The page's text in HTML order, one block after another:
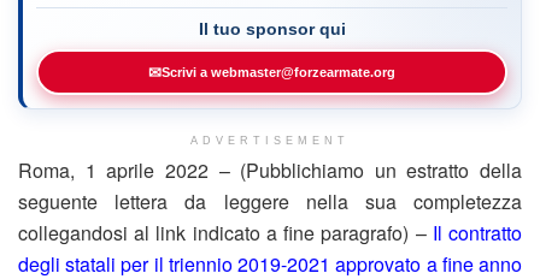
Il tuo sponsor qui
✉Scrivi a webmaster@forzearmate.org
ADVERTISEMENT
Roma, 1 aprile 2022 – (Pubblichiamo un estratto della
seguente lettera da leggere nella sua completezza
collegandosi al link indicato a fine paragrafo) – Il contratto
degli statali per il triennio 2019-2021 approvato a fine anno